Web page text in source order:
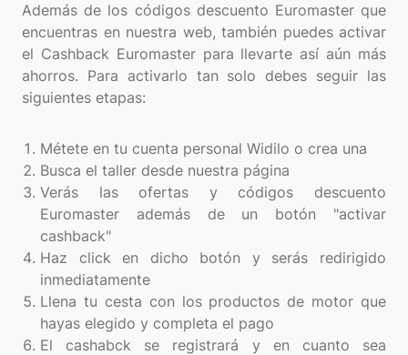
Además de los códigos descuento Euromaster que
encuentras en nuestra web, también puedes activar
el Cashback Euromaster para llevarte así aún más
ahorros. Para activarlo tan solo debes seguir las
siguientes etapas:
Métete en tu cuenta personal Widilo o crea una
Busca el taller desde nuestra página
Verás las ofertas y códigos descuento
Euromaster además de un botón "activar
cashback"
Haz click en dicho botón y serás redirigido
inmediatamente
Llena tu cesta con los productos de motor que
hayas elegido y completa el pago
El cashabck se registrará y en cuanto sea